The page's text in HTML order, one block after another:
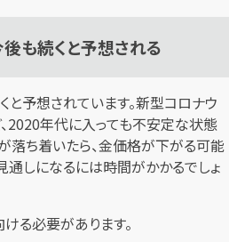
も続くと予想される
と予想されています。新型コロナウ
2020年代に入っても不安定な状態
落ち着いたら、金価格が下がる可能
通しになるには時間がかかるでしょ
る必要があります。